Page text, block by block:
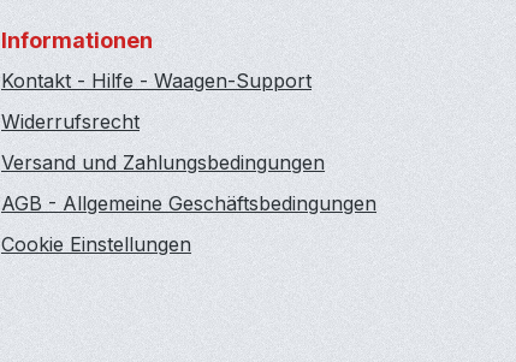
Informationen
Kontakt - Hilfe - Waagen-Support
Widerrufsrecht
Versand und Zahlungsbedingungen
AGB - Allgemeine Geschäftsbedingungen
Cookie Einstellungen